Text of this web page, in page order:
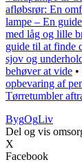
afløbsrør: En
lampe – En
med låg og lille
guide til at finde
sjov og
behøver at vide •
opbevaring af
Tørretumbler
BygOgLiv
Del og vis
X
Facebook